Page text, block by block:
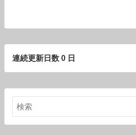
連続更新日数 0 日